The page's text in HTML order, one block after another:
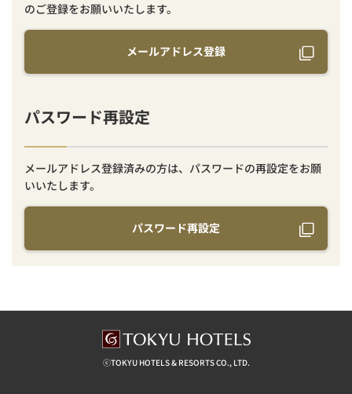
のご登録をお願いいたします。
メールアドレス登録
パスワード再設定
メールアドレス登録済みの方は、パスワードの再設定をお願
いいたします。
パスワード再設定
ⓒTOKYU HOTELS & RESORTS CO., LTD.